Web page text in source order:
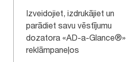
Izveidojiet, izdrukājiet un
parādiet savu vēstījumu
dozatora «AD-a-Glance®»
reklāmpaneļos